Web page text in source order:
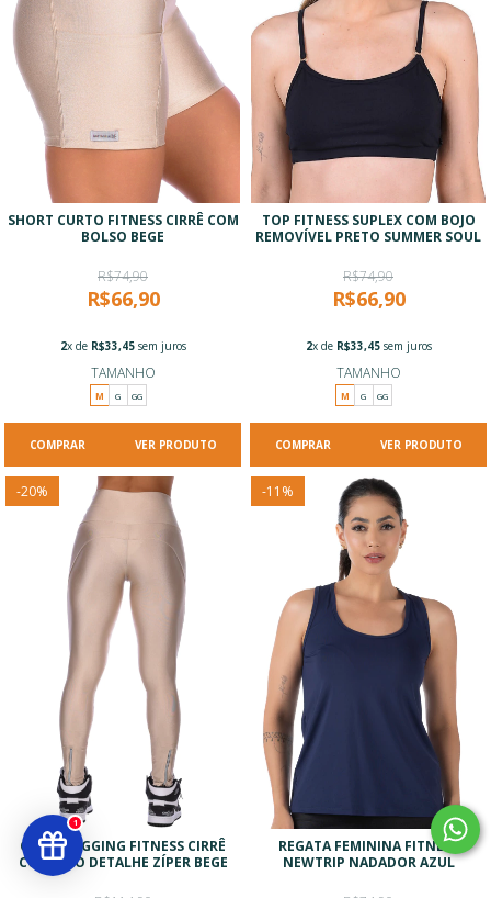
SHORT CURTO FITNESS CIRRÊ COM
BOLSO BEGE
R$74,90
R$66,90
2x de R$33,45sem juros
TAMANHO
M G GG
VER PRODUTO
TOP FITNESS SUPLEX COM BOJO
REMOVÍVEL PRETO SUMMER SOUL
R$74,90
R$66,90
2x de R$33,45sem juros
TAMANHO
M G GG
VER PRODUTO
-20%
CALÇA LEGGING FITNESS CIRRÊ
CÓS ALTO DETALHE ZÍPER BEGE
-11 %
REGATA FEMININA FITNESS
NEWTRIP NADADOR AZUL
1